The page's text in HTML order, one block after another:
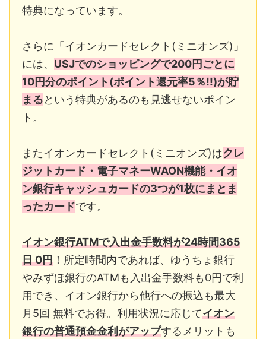
特典になっています。
さらに「イオンカードセレクト(ミニオンズ)」
には、 USJでのショッピングで200円ごとに
10円分のポイント(ポイント還元率5％!!)が貯
まるという特典があるのも見逃せないポイン
ト。
またイオンカードセレクト(ミニオンズ)はクレ
ジットカード・電子マネーWAON機能・イオ
ン銀行キャッシュカードの3つが1枚にまとま
ったカードです。
イオン銀行ATMで入出金手数料が24時間365
日 0円 ！所定時間内であれば、ゆうちょ銀行
やみずほ銀行のATMも入出金手数料も0円で利
用でき、イオン銀行から他行への振込も最大
月5回 無料でお得。利用状況に応じてイオン
銀行の普通預金金利がアップするメリットも